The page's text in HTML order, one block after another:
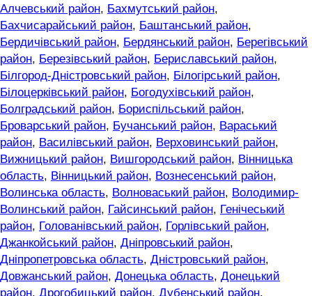
Алчевський район, Бахмутський район,
Бахчисарайський район, Баштанський район,
Бердичівський район, Бердянський район, Берегівський
район, Березівський район, Бериславський район,
Білгород-Дністровський район, Білогірський район,
Білоцерківський район, Богодухівський район,
Болградський район, Бориспільський район,
Броварський район, Бучанський район, Вараський
район, Василівський район, Верховинський район,
Вижницький район, Вишгородський район, Вінницька
область, Вінницький район, Вознесенський район,
Волинська область, Волноваський район, Володимир-
Волинський район, Гайсинський район, Генічеський
район, Голованівський район, Горлівський район,
Джанкойський район, Дніпровський район,
Дніпропетровська область, Дністровський район,
Довжанський район, Донецька область, Донецький
район, Дрогобицький район, Дубенський район,